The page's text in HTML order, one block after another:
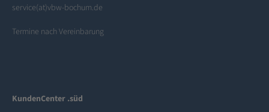
service(at)vbw-bochum.de
Termine nach Vereinbarung
KundenCenter .süd